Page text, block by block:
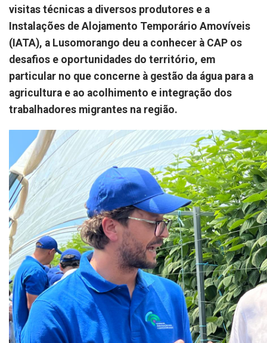
visitas técnicas a diversos produtores e a
Instalações de Alojamento Temporário Amovíveis
(IATA), a Lusomorango deu a conhecer à CAP os
desafios e oportunidades do território, em
particular no que concerne à gestão da água para a
agricultura e ao acolhimento e integração dos
trabalhadores migrantes na região.